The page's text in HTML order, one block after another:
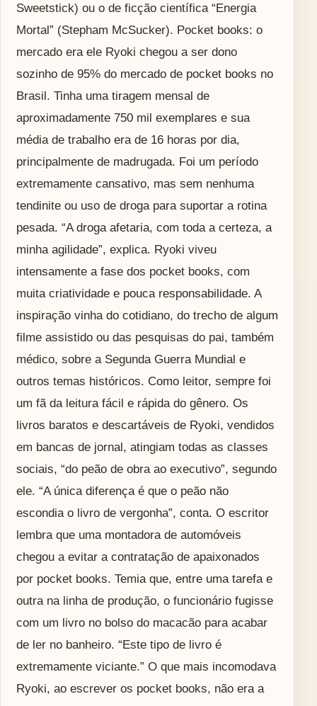
Sweetstick) ou o de ficção científica “Energia
Mortal” (Stepham McSucker). Pocket books: o
mercado era ele Ryoki chegou a ser dono
sozinho de 95% do mercado de pocket books no
Brasil. Tinha uma tiragem mensal de
aproximadamente 750 mil exemplares e sua
média de trabalho era de 16 horas por dia,
principalmente de madrugada. Foi um período
extremamente cansativo, mas sem nenhuma
tendinite ou uso de droga para suportar a rotina
pesada. “A droga afetaria, com toda a certeza, a
minha agilidade”, explica. Ryoki viveu
intensamente a fase dos pocket books, com
muita criatividade e pouca responsabilidade. A
inspiração vinha do cotidiano, do trecho de algum
filme assistido ou das pesquisas do pai, também
médico, sobre a Segunda Guerra Mundial e
outros temas históricos. Como leitor, sempre foi
um fã da leitura fácil e rápida do gênero. Os
livros baratos e descartáveis de Ryoki, vendidos
em bancas de jornal, atingiam todas as classes
sociais, “do peão de obra ao executivo”, segundo
ele. “A única diferença é que o peão não
escondia o livro de vergonha”, conta. O escritor
lembra que uma montadora de automóveis
chegou a evitar a contratação de apaixonados
por pocket books. Temia que, entre uma tarefa e
outra na linha de produção, o funcionário fugisse
com um livro no bolso do macacão para acabar
de ler no banheiro. “Este tipo de livro é
extremamente viciante.” O que mais incomodava
Ryoki, ao escrever os pocket books, não era a